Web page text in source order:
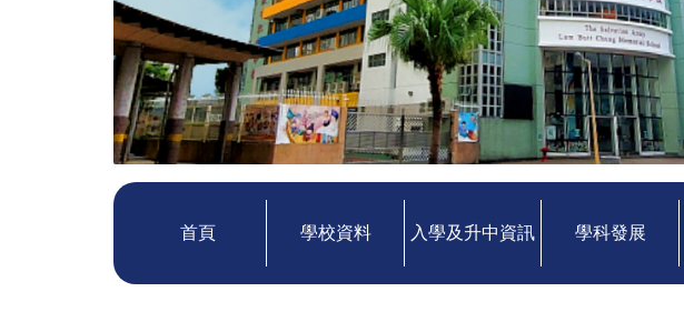
首頁 學校資料 入學及升中資訊 學科發展